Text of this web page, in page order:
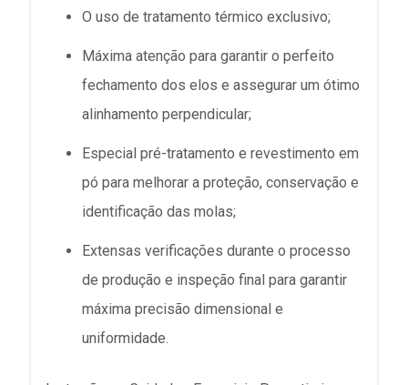
O uso de tratamento térmico exclusivo;
Máxima atenção para garantir o perfeito
fechamento dos elos e assegurar um ótimo
alinhamento perpendicular;
Especial pré-tratamento e revestimento em
pó para melhorar a proteção, conservação e
identificação das molas;
Extensas verificações durante o processo
de produção e inspeção final para garantir
máxima precisão dimensional e
uniformidade.